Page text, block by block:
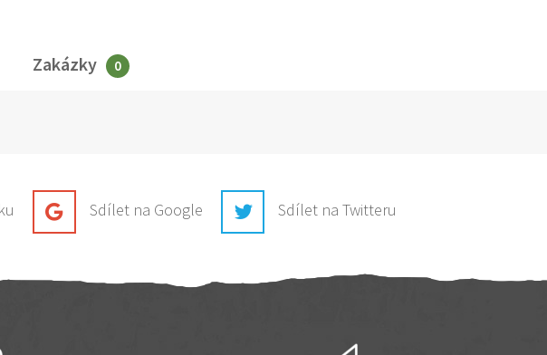
Zakázky 0
Sdílet na Google Sdílet na Twitteru